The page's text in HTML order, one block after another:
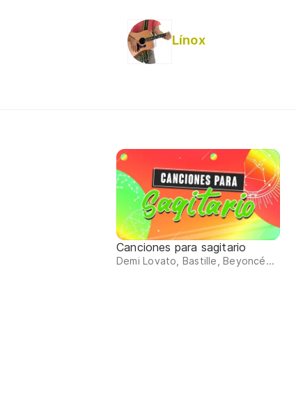
Línox
Canciones para sagitario
Demi Lovato, Bastille, Beyoncé...